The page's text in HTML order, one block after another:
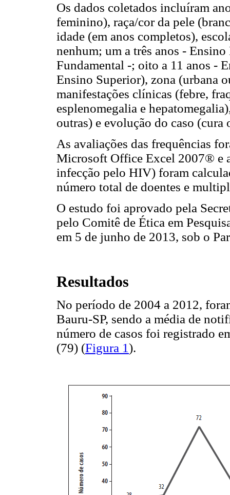
Os dados coletados incluíram
feminino), raça/cor da pele
idade (em anos completos),
nenhum; um a três anos -
Fundamental -; oito a 11 anos -
Ensino Superior), zona (urbana
manifestações clínicas (febre,
esplenomegalia e
outras) e evolução do caso (cura
As avaliações das frequências
Microsoft Office Excel 2007® e
infecção pelo HIV) foram
número total de doentes e
O estudo foi aprovado pela
pelo Comitê de Ética em
em 5 de junho de 2013, sob o
Resultados
No período de 2004 a 2012,
Bauru-SP, sendo a média de
número de casos foi registrado
(79) (Figura 1).